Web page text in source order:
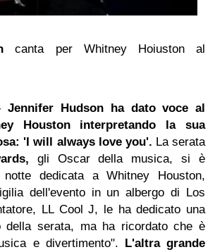
canta per Whitney Hoiuston al
Jennifer Hudson ha dato voce al
Houston interpretando la sua
'I will always love you'. La serata
gli Oscar della musica, si è
dedicata a Whitney Houston,
dell'evento in un albergo di Los
LL Cool J, le ha dedicato una
della serata, ma ha ricordato che è
e divertimento".
L'altra grande